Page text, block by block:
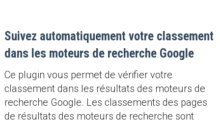
Suivez automatiquement votre classement
dans les moteurs de recherche Google
Ce plugin vous permet de vérifier votre
classement dans les résultats des moteurs de
recherche Google. Les classements des pages
de résultats des moteurs de recherche sont